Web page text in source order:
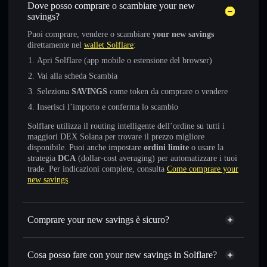
Dove posso comprare o scambiare your new
savings?
Puoi comprare, vendere o scambiare your new savings
direttamente nel wallet Solflare:
Apri Solflare (app mobile o estensione del browser)
Vai alla scheda Scambia
Seleziona SAVINGS come token da comprare o vendere
Inserisci l’importo e conferma lo scambio
Solflare utilizza il routing intelligente dell’ordine su tutti i
maggiori DEX Solana per trovare il prezzo migliore
disponibile. Puoi anche impostare ordini limite o usare la
strategia DCA (dollar-cost averaging) per automatizzare i tuoi
trade. Per indicazioni complete, consulta Come comprare your
new savings.
Comprare your new savings è sicuro?
your new savings non è verificato
Cosa posso fare con your new savings in Solflare?